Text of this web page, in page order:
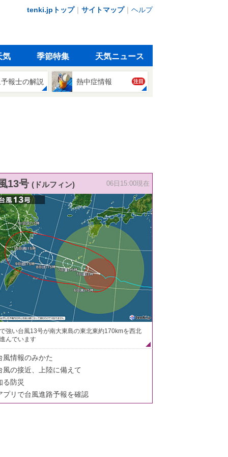
tenki.jpトップ｜ サイトマップ｜ ヘルプ
気 季節特集 天気ニュース
報士の解説 熱中症情報 注目
13号 (ドルフィン) 06日15:00現在
強い台風13号が南大東島の東北東約170kmを西北
んでいます
風情報のみかた
風の接近、上陸に備えて
る防災
プリで台風進路予報を確認